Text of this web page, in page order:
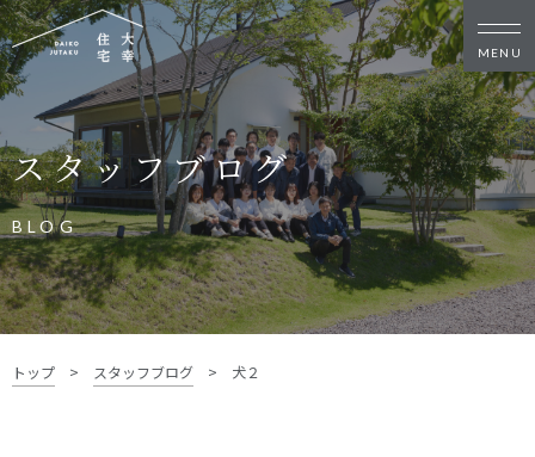
新築・リノベをお考えの方
家づくりの考え方
家づくりの流れ
施工事例
イベント
お客様の声
モデルハウス
リフォーム・リノベーション
土地をお探しの方
スタッフブログ
BLOG
トップ > スタッフブログ > 犬２